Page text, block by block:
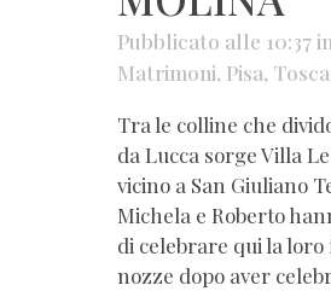
Pubblicato alle 10:37in
Matrimoni, Pisa,
Tra le colline che
da Lucca sorge Villa
vicino a San Giuliano
Michela e Roberto
di celebrare qui la loro
nozze dopo aver